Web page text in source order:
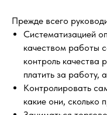
Прежде всего
Систематизацией
качеством работы
контроль качества
платить за работу,
Контролировать
какие они, сколько